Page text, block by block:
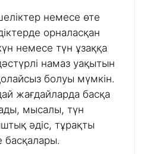
немесе өте
орналасқан
немесе түн ұзаққа
намаз уақытын
болуы мүмкін.
жағдайларда басқа
мысалы, түн
әдіс, тұрақты
басқалары.